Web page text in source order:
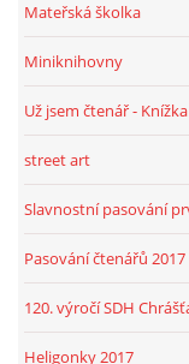
Mateřská školka
Miniknihovny
Už jsem čtenář -
street art
Slavnostní pasování
Pasování čtenářů 2017
120. výročí SDH
Heligonky 2017